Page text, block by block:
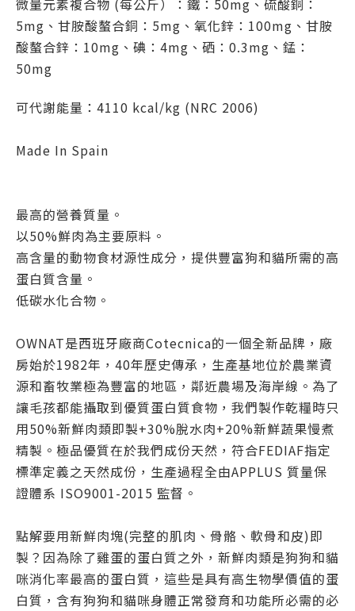
微量元素複合物 (每公斤）：鐵：50mg、硫酸銅：
5mg、甘胺酸螯合銅：5mg、氧化鋅：100mg、甘胺
酸螯合鋅：10mg、碘：4mg、硒：0.3mg、錳：
50mg
可代謝能量：4110 kcal/kg (NRC 2006)
Made In Spain
最高的營養質量。
以50%鮮肉為主要原料。
高含量的動物食材源性成分，提供豐富狗和貓所需的高
蛋白質含量。
低碳水化合物。
OWNAT是西班牙廠商Cotecnica的一個全新品牌，廠
房始於1982年，40年歷史傳承，生產基地位於農業資
源和畜牧業極為豐富的地區，鄰近農場及海岸線。為了
讓毛孩都能攝取到優質蛋白質食物，我們製作乾糧時只
用50%新鮮肉類即製+30%脫水肉+20%新鮮蔬果慢煮
精製。極品優質在於我們成份天然，符合FEDIAF指定
標準定義之天然成份，生產過程全由APPLUS 質量保
證體系 ISO9001-2015 監督。
點解要用新鮮肉塊(完整的肌肉、骨骼、軟骨和皮)即
製？因為除了雞蛋的蛋白質之外，新鮮肉類是狗狗和貓
咪消化率最高的蛋白質，這些是具有高生物學價值的蛋
白質，含有狗狗和貓咪身體正常發育和功能所必需的必